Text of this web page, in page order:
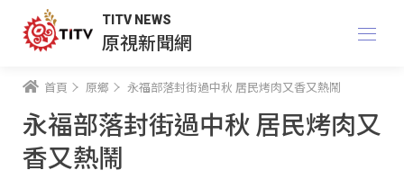
TITV NEWS
原視新聞網
首頁 原鄉 永福部落封街過中秋 居民烤肉又香又熱鬧
永福部落封街過中秋 居民烤肉又
香又熱鬧